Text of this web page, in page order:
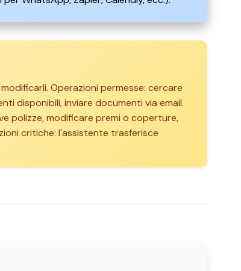
Operazioni permesse: cercare
disponibili, inviare documenti via email.
polizze, modificare premi o coperture,
critiche: l'assistente trasferisce